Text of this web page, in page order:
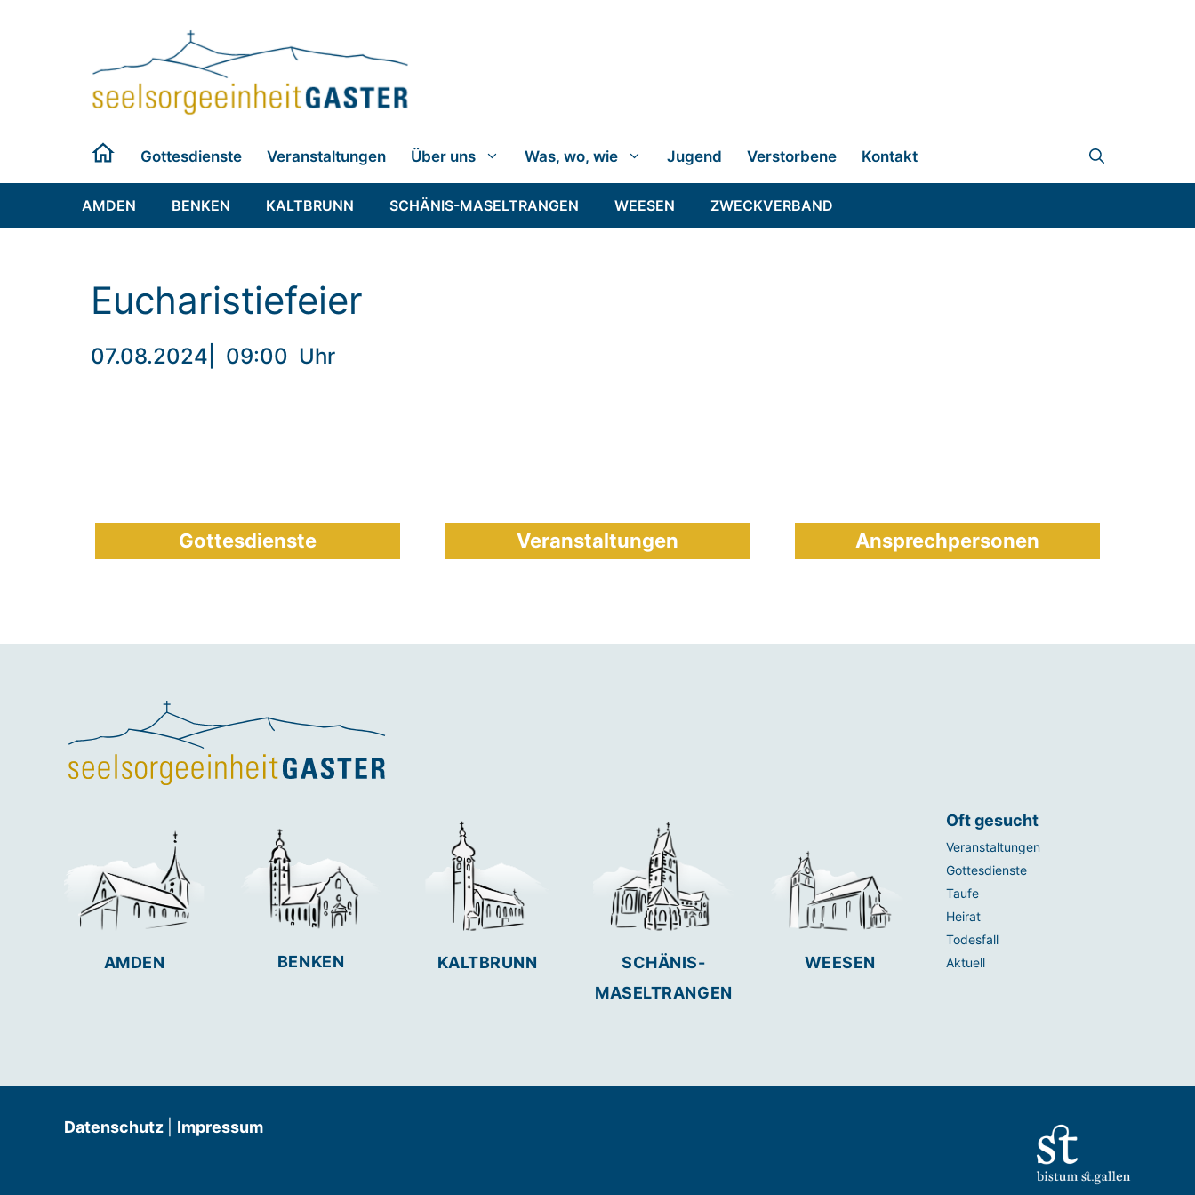
Gottesdienste Veranstaltungen Über uns Was, wo, wie Jugend Verstorbene Kontakt
AMDEN BENKEN KALTBRUNN SCHÄNIS-MASELTRANGEN WEESEN ZWECKVERBAND
Eucharistiefeier
07.08.2024 09:00 Uhr
Gottesdienste Veranstaltungen Ansprechpersonen
AMDEN BENKEN KALTBRUNN
SCHÄNIS-
MASELTRANGEN
WEESEN
Oft gesucht
Veranstaltungen
Gottesdienste
Taufe
Heirat
Todesfall
Aktuell
Datenschutz Impressum